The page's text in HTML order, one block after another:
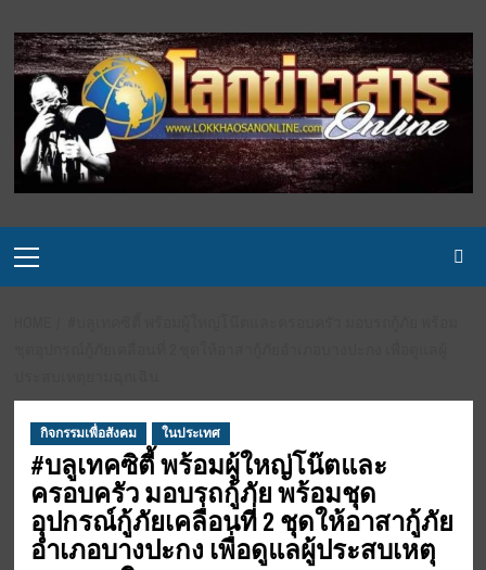
to
content
Menu
กิจกรรมเพื่อสังคม ในประเทศ
#บลูเทคซิตี้ พร้อมผู้ใหญ่โน๊ตและ
ครอบครัว มอบรถกู้ภัย พร้อมชุด
อุปกรณ์กู้ภัยเคลื่อนที่ 2 ชุดให้อาสากู้ภัย
อำเภอบางปะกง เพื่อดูแลผู้ประสบเหตุ